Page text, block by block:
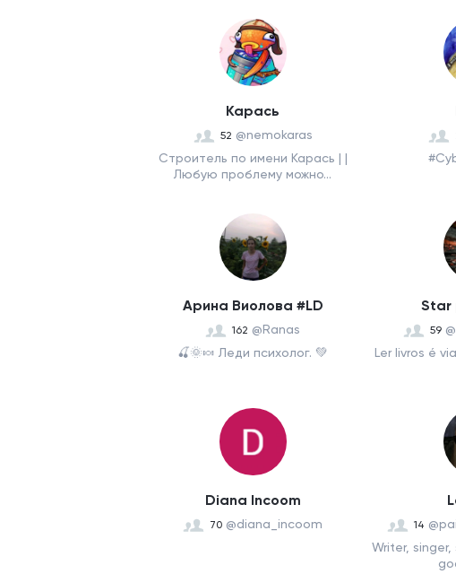
Карась
52 @nemokaras
Строитель по имени Карась | |
Любую проблему можно...
Арина Виолова #LD
162 @Ranas
🍒🌞🍬 Леди психолог. 💚
Star
59
Ler livros é
Diana Incoom
70 @diana_incoom 14
Writer,